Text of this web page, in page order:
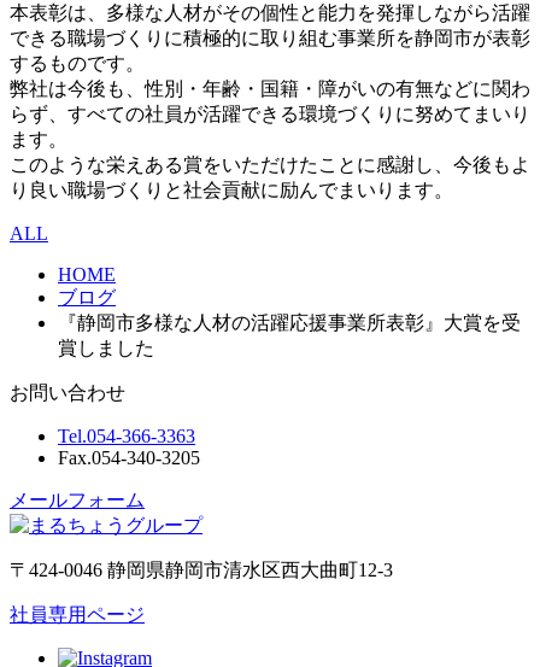
本表彰は、多様な人材がその個性と能力を発揮しながら活躍
できる職場づくりに積極的に取り組む事業所を静岡市が表彰
するものです。
弊社は今後も、性別・年齢・国籍・障がいの有無などに関わ
らず、すべての社員が活躍できる環境づくりに努めてまいり
ます。
このような栄えある賞をいただけたことに感謝し、今後もよ
り良い職場づくりと社会貢献に励んでまいります。
ALL
HOME
ブログ
『静岡市多様な人材の活躍応援事業所表彰』大賞を受
賞しました
お問い合わせ
Tel.054-366-3363
Fax.054-340-3205
メールフォーム
〒424-0046 静岡県静岡市清水区西大曲町12-3
社員専用ページ